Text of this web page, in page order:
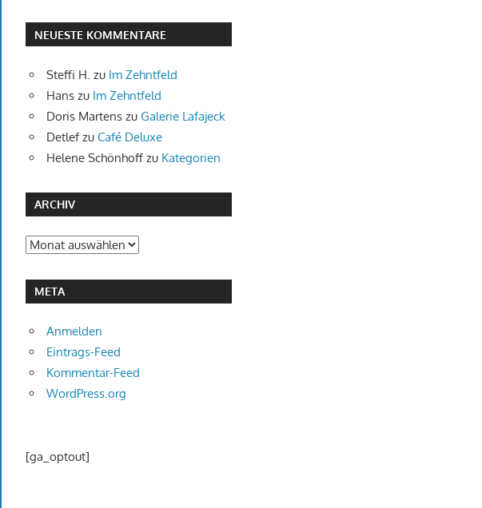
NEUESTE KOMMENTARE
Steffi H. zu Im Zehntfeld
Hanszu Im Zehntfeld
Doris Martenszu Galerie Lafajeck
Detlefzu Café Deluxe
Helene Schönhoffzu Kategorien
ARCHIV
Archiv
META
Anmelden
Eintrags-Feed
Kommentar-Feed
WordPress.org
[ga_optout]